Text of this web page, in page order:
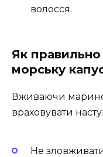
волосся.
Як
морську
Вживаючи
враховувати
Не